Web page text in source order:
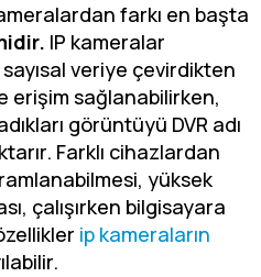
farkı en başta
IP kameralar
veriye çevirdikten
erişim sağlanabilirken,
görüntüyü DVR adı
Farklı cihazlardan
yüksek
çalışırken bilgisayara
ip kameraların